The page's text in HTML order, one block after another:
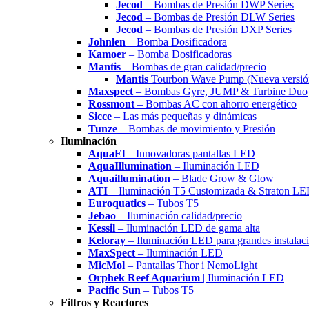
Jecod – Bombas de Presión DWP Series
Jecod – Bombas de Presión DLW Series
Jecod – Bombas de Presión DXP Series
Johnlen – Bomba Dosificadora
Kamoer – Bomba Dosificadoras
Mantis – Bombas de gran calidad/precio
Mantis Tourbon Wave Pump (Nueva
Maxspect – Bombas Gyre, JUMP & Turbine Duo
Rossmont – Bombas AC con ahorro energético
Sicce – Las más pequeñas y dinámicas
Tunze – Bombas de movimiento y Presión
Iluminación
AquaEl – Innovadoras pantallas LED
AquaIllumination – Iluminación LED
Aquaillumination – Blade Grow & Glow
ATI – Iluminación T5 Customizada & Straton
Euroquatics – Tubos T5
Jebao – Iluminación calidad/precio
Kessil – Iluminación LED de gama alta
Keloray – Iluminación LED para grandes
MaxSpect – Iluminación LED
MicMol – Pantallas Thor i NemoLight
Orphek Reef Aquarium | Iluminación LED
Pacific Sun – Tubos T5
Filtros y Reactores